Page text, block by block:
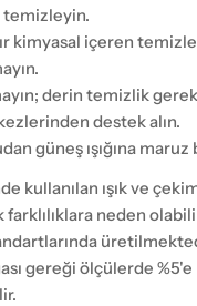
temizleyin.
kimyasal içeren
derin temizlik
destek alın.
güneş ışığına maruz
kullanılan ışık ve
neden
gereği ölçülerde